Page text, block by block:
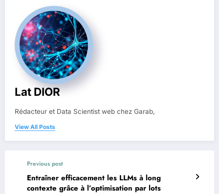
Lat DIOR
Rédacteur et Data Scientist web chez Garab,
View All Posts
Previous post
Entraîner efficacement les LLMs à long
contexte grâce à l’optimisation par lots